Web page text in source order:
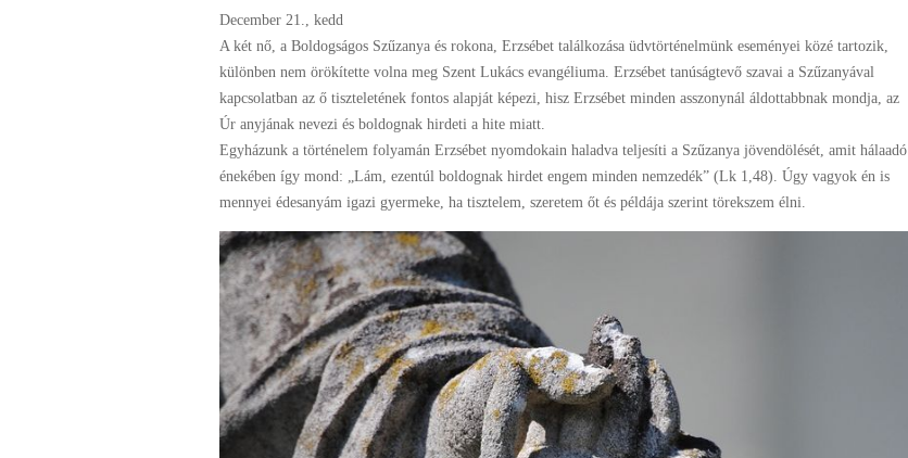
December 21., kedd
A két nő, a Boldogságos Szűzanya és rokona, Erzsébet találkozása üdvtörténelmünk eseményei közé tartozik,
különben nem örökítette volna meg Szent Lukács evangéliuma. Erzsébet tanúságtevő szavai a Szűzanyával
kapcsolatban az ő tiszteletének fontos alapját képezi, hisz Erzsébet minden asszonynál áldottabbnak mondja, az
Úr anyjának nevezi és boldognak hirdeti a hite miatt.
Egyházunk a történelem folyamán Erzsébet nyomdokain haladva teljesíti a Szűzanya jövendölését, amit hálaadó
énekében így mond: „Lám, ezentúl boldognak hirdet engem minden nemzedék” (Lk 1,48). Úgy vagyok én is
mennyei édesanyám igazi gyermeke, ha tisztelem, szeretem őt és példája szerint törekszem élni.